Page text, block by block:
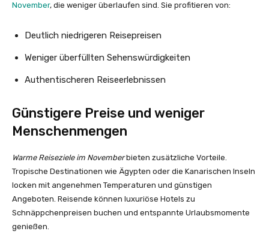
November, die weniger überlaufen sind. Sie profitieren von:
Deutlich niedrigeren Reisepreisen
Weniger überfüllten Sehenswürdigkeiten
Authentischeren Reiseerlebnissen
Günstigere Preise und weniger
Menschenmengen
Warme Reiseziele im Novemberbieten zusätzliche Vorteile.
Tropische Destinationen wie Ägypten oder die Kanarischen Inseln
locken mit angenehmen Temperaturen und günstigen
Angeboten. Reisende können luxuriöse Hotels zu
Schnäppchenpreisen buchen und entspannte Urlaubsmomente
genießen.